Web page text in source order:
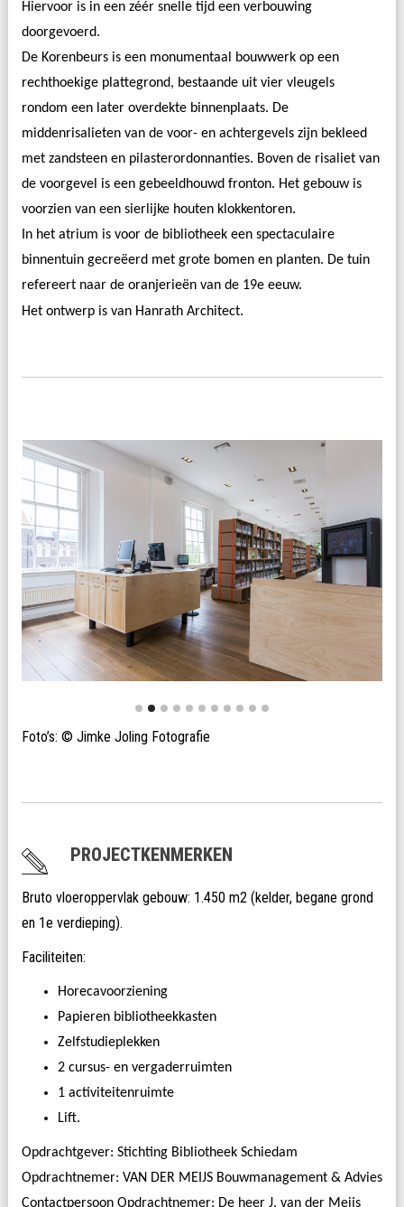
Hiervoor is in een zéér snelle tijd een verbouwing
doorgevoerd.
De Korenbeurs is een monumentaal bouwwerk op een
rechthoekige plattegrond, bestaande uit vier vleugels
rondom een later overdekte binnenplaats. De
middenrisalieten van de voor- en achtergevels zijn bekleed
met zandsteen en pilasterordonnanties. Boven de risaliet van
de voorgevel is een gebeeldhouwd fronton. Het gebouw is
voorzien van een sierlijke houten klokkentoren.
In het atrium is voor de bibliotheek een spectaculaire
binnentuin gecreëerd met grote bomen en planten. De tuin
refereert naar de oranjerieën van de 19e eeuw.
Het ontwerp is van Hanrath Architect.
Foto’s: © Jimke Joling Fotografie
PROJECTKENMERKEN
Bruto vloeroppervlak gebouw: 1.450 m2 (kelder, begane grond
en 1e verdieping).
Faciliteiten:
Horecavoorziening
Papieren bibliotheekkasten
Zelfstudieplekken
2 cursus- en vergaderruimten
1 activiteitenruimte
Lift.
Opdrachtgever: Stichting Bibliotheek Schiedam
Opdrachtnemer: VAN DER MEIJS Bouwmanagement & Advies
Contactpersoon Opdrachtnemer: De heer J. van der Meijs